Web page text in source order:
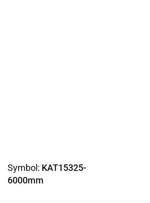
Symbol: KAT15325-
6000mm